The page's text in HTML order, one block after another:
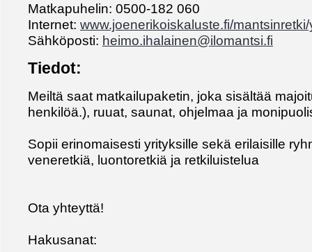
Matkapuhelin: 0500-182 060
Internet: www.joenerikoiskaluste.fi/
Sähköposti: heimo.ihalainen@ilomantsi.fi
Tiedot:
Meiltä saat matkailupaketin, joka sisältää
henkilöä.), ruuat, saunat, ohjelmaa ja
Sopii erinomaisesti yrityksille sekä erilaisille
veneretkiä, luontoretkiä ja retkiluistelua
Ota yhteyttä!
Hakusanat: